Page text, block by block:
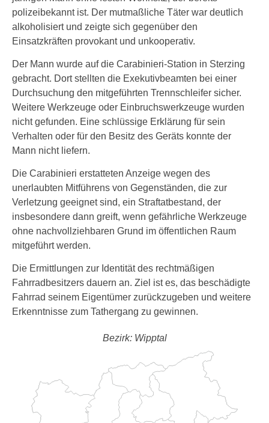
polizeibekannt ist. Der mutmaßliche Täter war deutlich
alkoholisiert und zeigte sich gegenüber den
Einsatzkräften provokant und unkooperativ.
Der Mann wurde auf die Carabinieri-Station in Sterzing
gebracht. Dort stellten die Exekutivbeamten bei einer
Durchsuchung den mitgeführten Trennschleifer sicher.
Weitere Werkzeuge oder Einbruchswerkzeuge wurden
nicht gefunden. Eine schlüssige Erklärung für sein
Verhalten oder für den Besitz des Geräts konnte der
Mann nicht liefern.
Die Carabinieri erstatteten Anzeige wegen des
unerlaubten Mitführens von Gegenständen, die zur
Verletzung geeignet sind, ein Straftatbestand, der
insbesondere dann greift, wenn gefährliche Werkzeuge
ohne nachvollziehbaren Grund im öffentlichen Raum
mitgeführt werden.
Die Ermittlungen zur Identität des rechtmäßigen
Fahrradbesitzers dauern an. Ziel ist es, das beschädigte
Fahrrad seinem Eigentümer zurückzugeben und weitere
Erkenntnisse zum Tathergang zu gewinnen.
Bezirk: Wipptal